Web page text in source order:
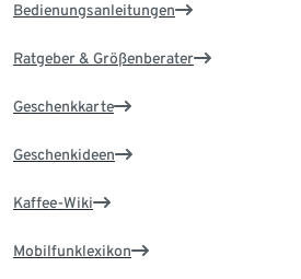
Bedienungsanleitungen
Ratgeber & Größenberater
Geschenkkarte
Geschenkideen
Kaffee-Wiki
Mobilfunklexikon